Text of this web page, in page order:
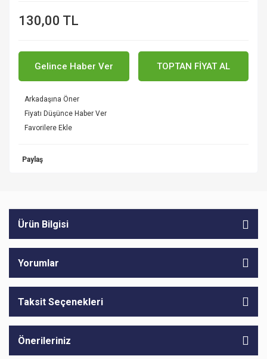
130,00 TL
Gelince Haber Ver TOPTAN FİYAT AL
Arkadaşına Öner
Fiyatı Düşünce Haber Ver
Paylaş
Ürün Bilgisi
Yorumlar
Taksit Seçenekleri
Önerileriniz